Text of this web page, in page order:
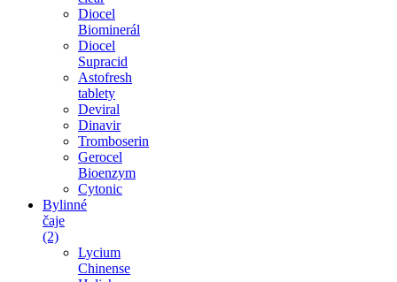
Diocel
Biominerál
Diocel
Supracid
Astofresh
tablety
Deviral
Dinavir
Tromboserin
Gerocel
Bioenzym
Cytonic
Bylinné
čaje
(2)
Lycium
Chinense